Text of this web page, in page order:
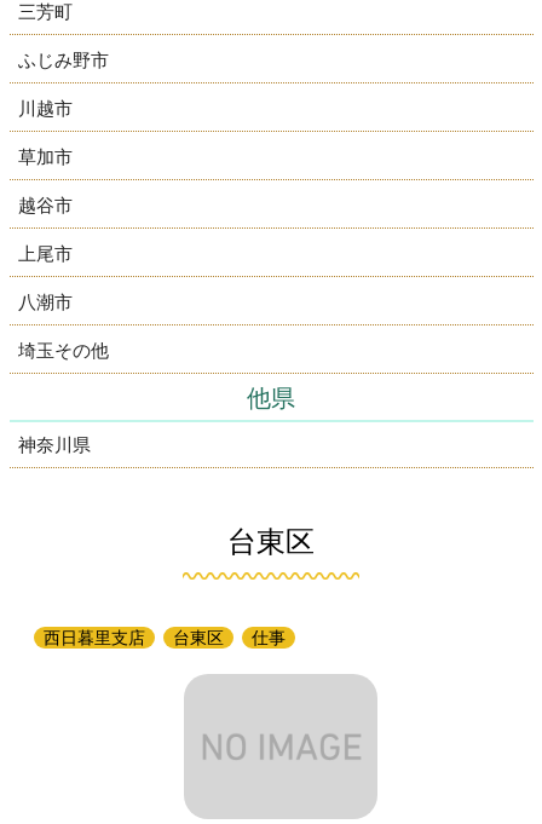
三芳町
ふじみ野市
川越市
草加市
越谷市
上尾市
八潮市
埼玉その他
他県
神奈川県
台東区
西日暮里支店 台東区 仕事